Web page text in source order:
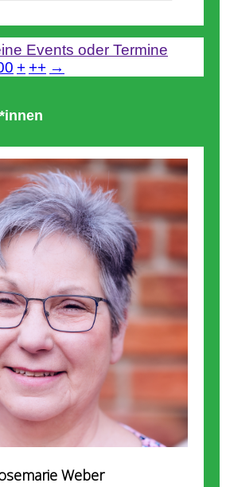
Events oder Termine
+ ++ →
Weber